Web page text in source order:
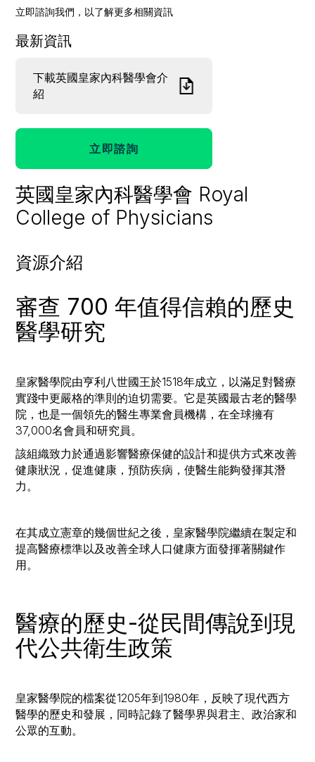
立即諮詢我們，以了解更多相關資訊
最新資訊
下載英國皇家內科醫學會介
紹
立即諮詢
英國皇家內科醫學會 Royal
College of Physicians
資源介紹
審查 700 年值得信賴的歷史
醫學研究
皇家醫學院由亨利八世國王於1518年成立，以滿足對醫療
實踐中更嚴格的準則的迫切需要。它是英國最古老的醫學
院，也是一個領先的醫生專業會員機構，在全球擁有
37,000名會員和研究員。
該組織致力於通過影響醫療保健的設計和提供方式來改善
健康狀況，促進健康，預防疾病，使醫生能夠發揮其潛
力。
在其成立憲章的幾個世紀之後，皇家醫學院繼續在製定和
提高醫療標準以及改善全球人口健康方面發揮著關鍵作
用。
醫療的歷史-從民間傳說到現
代公共衛生政策
皇家醫學院的檔案從1205年到1980年，反映了現代西方
醫學的歷史和發展，同時記錄了醫學界與君主、政治家和
公眾的互動。